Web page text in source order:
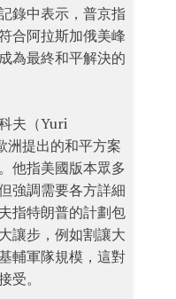
錄中表示，普京指
合阿拉斯加俄美峰
為最終和平解決的
夫（Yuri
洲提出的和平方案
他指美國版本眾多
強調需要各方詳細
指特朗普的計劃包
讓步，例如割讓大
輔軍隊規模，這對
受。